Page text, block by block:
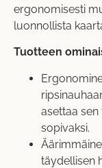
ergonomisesti
luonnollista
Tuotteen
asettaa
sopivaksi.
täydellisen